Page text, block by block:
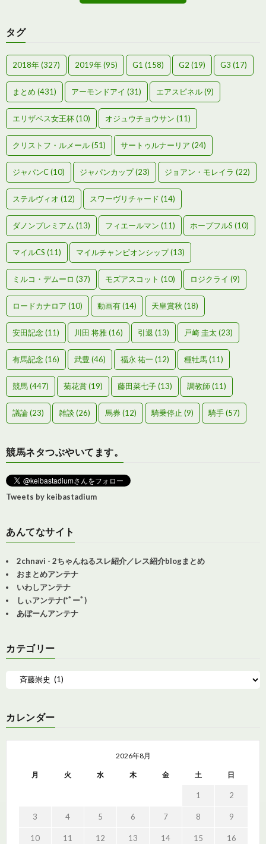
タグ
2018年(327) 2019年(95) G1 (158) G2 (19) G3 (17)
まとめ (431) アーモンドアイ (31) エアスピネル(9)
エリザベス女王杯(10) オジュウチョウサン (11)
クリストフ・ルメール(51) サートゥルナーリア (24)
ジャパンC(10) ジャパンカップ(23) ジョアン・モレイラ (22)
ステルヴィオ (12) スワーヴリチャード (14)
ダノンプレミアム (13) フィエールマン (11) ホープフルS (10)
マイルCS (11) マイルチャンピオンシップ(13)
ミルコ・デムーロ (37) モズアスコット (10) ロジクライ (9)
ロードカナロア (10) 動画有(14) 天皇賞秋 (18)
安田記念(11) 川田 将雅(16) 引退 (13) 戸崎 圭太(23)
有馬記念(16) 武豊 (46) 福永 祐一(12) 種牡馬(11)
競馬(447) 菊花賞(19) 藤田菜七子(13) 調教師(11)
議論(23) 雑談 (26) 馬券(12) 騎乗停止 (9) 騎手(57)
競馬ネタつぶやいてます。
Tweets by keibastadium
あんてなサイト
2chnavi - 2ちゃんねるスレ紹介／レス紹介blogまとめ
おまとめアンテナ
いわしアンテナ
しぃアンテナ(*ﾟーﾟ)
あぼーんアンテナ
カテゴリー
カレンダー
2026年8月
月 火 水 木 金 土 日
1 2
3 4 5 6 7 8 9
10 11 12 13 14 15 16